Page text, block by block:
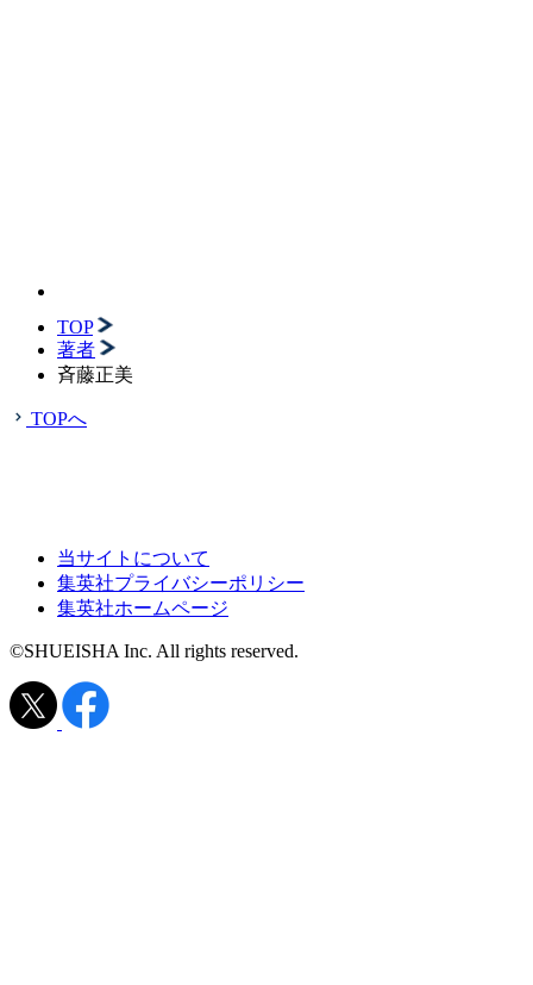
TOP
著者
斉藤正美
TOPへ
当サイトについて
集英社プライバシーポリシー
集英社ホームページ
©SHUEISHA Inc. All rights reserved.